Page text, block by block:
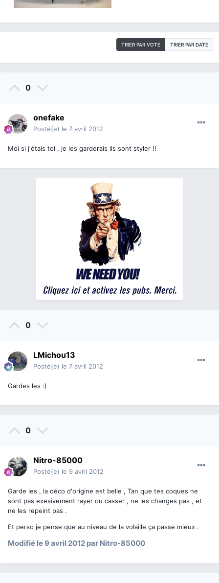
TRIER PAR VOTE TRIER PAR DATE
0
onefake
Posté(e) le 7 avril 2012
Moi si j'étais toi , je les garderais ils sont styler !!
0
LMichou13
Posté(e) le 7 avril 2012
Gardes les :)
0
Nitro-85000
Posté(e) le 9 avril 2012
Garde les , la déco d'origine est belle , Tan que tes coques ne
sont pas exesivement rayer ou casser , ne les changes pas , et
ne les repeint pas .
Et perso je pense que au niveau de la volaille ça passe mieux .
Modifié le 9 avril 2012 par Nitro-85000